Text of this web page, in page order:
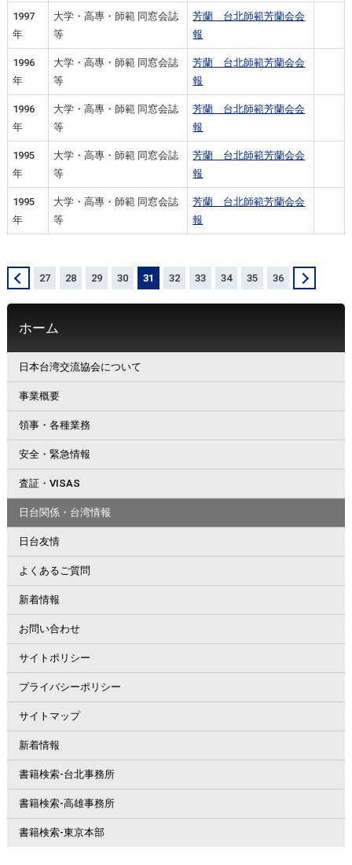
1997
年
大学・高專・師範 同窓会誌
等
芳蘭 台北師範芳蘭会会
報
1996
年
大学・高專・師範 同窓会誌
等
芳蘭 台北師範芳蘭会会
報
1996
年
大学・高專・師範 同窓会誌
等
芳蘭 台北師範芳蘭会会
報
1995
年
大学・高專・師範 同窓会誌
等
芳蘭 台北師範芳蘭会会
報
1995
年
大学・高專・師範 同窓会誌
等
芳蘭 台北師範芳蘭会会
報
27 28 29 30 31 32 33 34 35 36
ホーム
日本台湾交流協会について
事業概要
領事・各種業務
安全・緊急情報
査証・VISAS
日台関係・台湾情報
日台友情
よくあるご質問
新着情報
お問い合わせ
サイトポリシー
プライバシーポリシー
サイトマップ
新着情報
書籍検索-台北事務所
書籍検索-高雄事務所
書籍検索-東京本部